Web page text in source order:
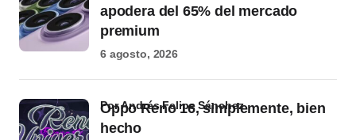
apodera del 65% del mercado
premium
6 agosto, 2026
Oppo Reno 16, simplemente, bien
hecho
por Andrés Felipe Sánchez